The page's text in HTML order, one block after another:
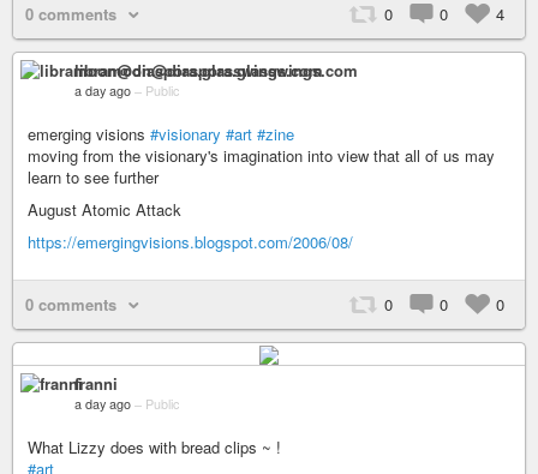
0 comments 0 0 4
libramoon@diaspora.glasswings.com
a day ago – Public
emerging visions #visionary #art #zine
moving from the visionary's imagination into view that all of us may
learn to see further
August Atomic Attack
https://emergingvisions.blogspot.com/2006/08/
0 comments 0 0 0
franni
a day ago – Public
What Lizzy does with bread clips ~ !
#art